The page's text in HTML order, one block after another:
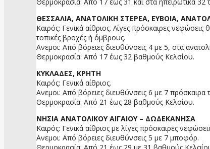
ΘΕΣΣΑΛΙΑ, ΑΝΑΤΟΛΙΚΗ ΣΤΕΡΕΑ, ΕΥΒΟΙΑ,
Καιρός: Γενικά αίθριος. Λίγες πρόσκαιρες
τοπικές βροχές ή όμβρους.
Ανεμοι: Από βόρειες διευθύνσεις 4 με 5, στα
Θερμοκρασία: Από 17 έως 32 βαθμούς Κελσίου.
ΚΥΚΛΑΔΕΣ, ΚΡΗΤΗ
Καιρός: Γενικά αίθριος.
Ανεμοι: Από βόρειες διευθύνσεις 6 με 7
Θερμοκρασία: Από 21 έως 28 βαθμούς Κελσίου.
ΝΗΣΙΑ ΑΝΑΤΟΛΙΚΟΥ ΑΙΓΑΙΟΥ – ΔΩΔΕΚΑΝΗΣΑ
Καιρός: Γενικά αίθριος με λίγες πρόσκαιρες
Ανεμοι: Από βόρειες διευθύνσεις 5 με 7 μποφόρ.